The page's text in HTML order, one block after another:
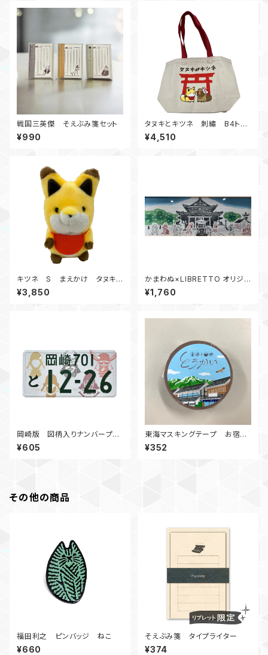
戦国三英傑 そえぶみ箋セット
¥990
タヌキとキツネ 刺繡 B4トー
トバッグ Ver.TANUKI TO KI
TSUNE
¥4,510
キツネ S まえかけ タヌキと
キツネ 豊川店限定
¥3,850
かまわぬ×LIBRETTO オリジナ
ルてぬぐい 豊川
¥1,760
岡崎版 図柄入りナンバープレ
ートマグネット
¥605
東海マスキングテープ お宿と
うかいシリーズ
¥352
その他の商品
福田利之 ピンバッジ ねこ
¥660
そえぶみ箋 タイプライター
¥374